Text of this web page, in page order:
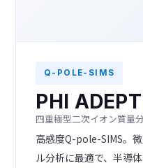
Q-POLE-SIMS
PHI
四重極型二次イオン質量
高感度Q-pole-SIMS。
ル分析に最適で、半導